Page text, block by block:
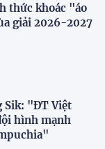
thức khoác "áo
giải 2026-2027
Sik: "ĐT Việt
hình mạnh